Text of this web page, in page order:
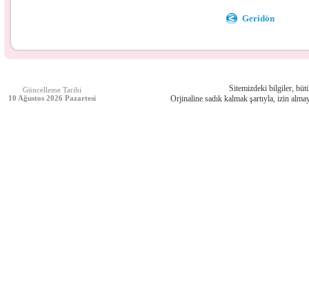
Geridön
Güncelleme Tarihi
10 Ağustos 2026 Pazartesi
Sitemizdeki bilgiler,
Orjinaline sadık kalmak şartıyla, izin